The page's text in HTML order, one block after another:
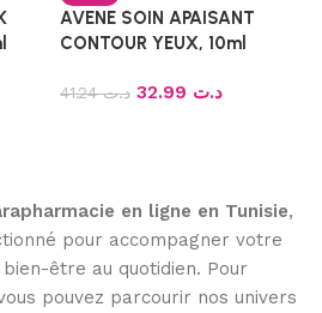
AVENE SOIN APAISANT
CONTOUR YEUX, 10ml
د.ت41.24 د.ت
en ligne en Tunisie,
pour accompagner votre
être au quotidien. Pour
pouvez parcourir nos univers